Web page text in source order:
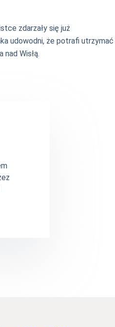
zdarzały się już
udowodni, że potrafi utrzymać
Wisłą.